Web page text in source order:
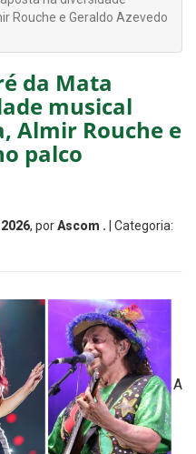
Rouche e Geraldo Azevedo
da Mata
musical
Almir Rouche e
palco
, porAscom . | Categoria:
A